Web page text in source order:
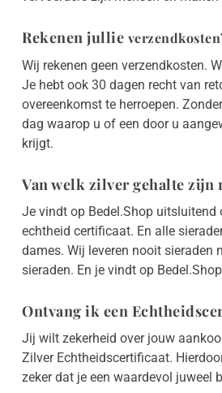
Rekenen jullie
Wij rekenen geen verzendkosten.
Je hebt ook 30 dagen recht van
overeenkomst te herroepen.
dag waarop u of een door u
krijgt.
Van welk zilver gehalte zijn
Je vindt op Bedel.Shop uitsluitend
echtheid certificaat. En alle
dames. Wij leveren nooit sieraden
sieraden. En je vindt op
Ontvang ik een
Jij wilt zekerheid over jouw
Zilver Echtheidscertificaat.
zeker dat je een waardevol juweel